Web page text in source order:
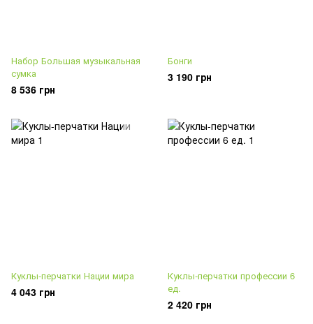
Набор Большая музыкальная
сумка
8 536 грн
Бонги
3 190 грн
Куклы-перчатки Нации мира
4 043 грн
Куклы-перчатки профессии 6
ед.
2 420 грн